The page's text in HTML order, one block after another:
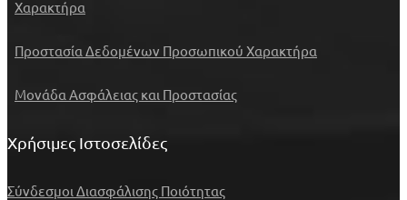
Χαρακτήρα
Προστασία Δεδομένων Προσωπικού Χαρακτήρα
Μονάδα Ασφάλειας και Προστασίας
Χρήσιμες Ιστοσελίδες
Σύνδεσμοι Διασφάλισης Ποιότητας